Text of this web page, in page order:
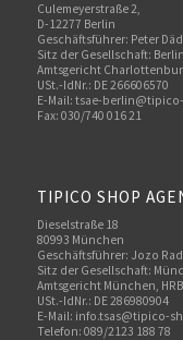
Culemeyerstraße 2,
D-12277 Berlin
Geschäftsführer: Peter
Sitz der Gesellschaft: Berlin
Amtsgericht
USt.-IdNr.: DE 266606570
E-Mail: tsae-
Fax: 030/740 016 21
TIPICO SHOP
Dieselstraße 18
80993 München
Geschäftsführer: Jozo
Sitz der Gesellschaft:
Amtsgericht München,
USt.-IdNr.: DE 286980904
E-Mail: info.tsas@tipico-
Telefon: 089/2123 188 78